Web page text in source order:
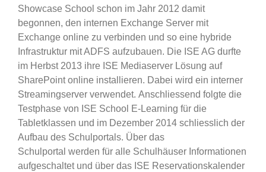
Showcase School schon im Jahr 2012 damit
begonnen, den internen Exchange Server mit
Exchange online zu verbinden und so eine hybride
Infrastruktur mit ADFS aufzubauen. Die ISE AG durfte
im Herbst 2013 ihre ISE Mediaserver Lösung auf
SharePoint online installieren. Dabei wird ein interner
Streamingserver verwendet. Anschliessend folgte die
Testphase von ISE School E-Learning für die
Tabletklassen und im Dezember 2014 schliesslich der
Aufbau des Schulportals. Über das
Schulportal werden für alle Schulhäuser Informationen
aufgeschaltet und über das ISE Reservationskalender